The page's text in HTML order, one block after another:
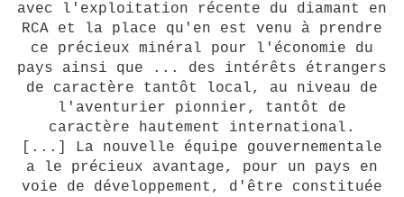
avec l'exploitation récente du diamant en
RCA et la place qu'en est venu à prendre
ce précieux minéral pour l'économie du
pays ainsi que ... des intérêts étrangers
de caractère tantôt local, au niveau de
l'aventurier pionnier, tantôt de
caractère hautement international.
[...] La nouvelle équipe gouvernementale
a le précieux avantage, pour un pays en
voie de développement, d'être constituée